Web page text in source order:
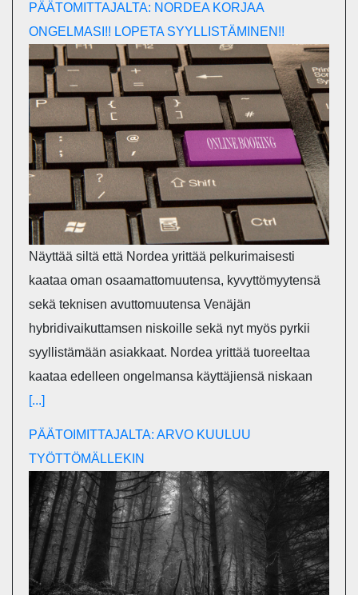
PÄÄTOMITTAJALTA: NORDEA KORJAA
ONGELMASI!! LOPETA SYYLLISTÄMINEN!!
Näyttää siltä että Nordea yrittää pelkurimaisesti
kaataa oman osaamattomuutensa, kyvyttömyytensä
sekä teknisen avuttomuutensa Venäjän
hybridivaikuttamsen niskoille sekä nyt myös pyrkii
syyllistämään asiakkaat. Nordea yrittää tuoreeltaa
kaataa edelleen ongelmansa käyttäjiensä niskaan
[...]
PÄÄTOIMITTAJALTA: ARVO KUULUU
TYÖTTÖMÄLLEKIN